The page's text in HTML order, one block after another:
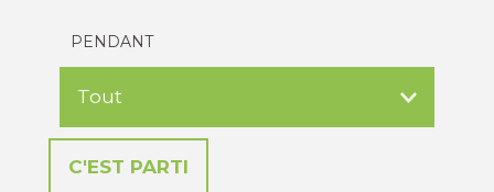
PENDANT